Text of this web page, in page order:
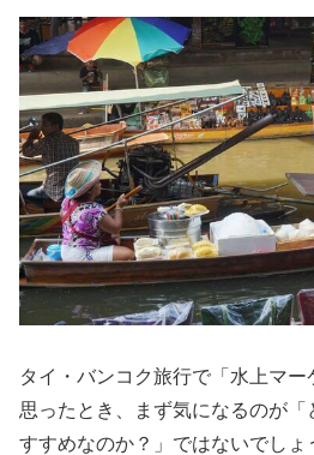
タイ・バンコク旅行で「水上マー
思ったとき、まず気になるのが
すすめなのか？」ではないでしょ